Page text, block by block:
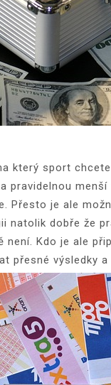
který sport
pravidelnou
Přesto je ale
dobře že
není. Kdo je ale
přesné výsledky a